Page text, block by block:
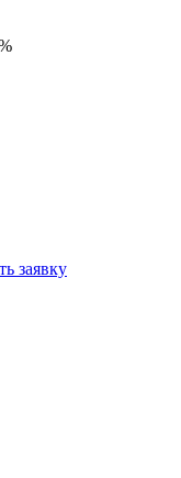
заявку